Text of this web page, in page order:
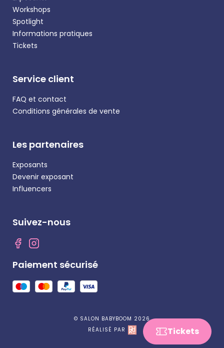
Tickets
Workshops
Spotlight
Informations pratiques
Tickets
Service client
FAQ et contact
Conditions générales de vente
Les partenaires
Exposants
Devenir exposant
Influencers
Suivez-nous
Paiement sécurisé
© SALON BABYBOOM 2026
RÉALISÉ PAR